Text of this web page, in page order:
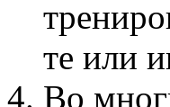
те или
Во